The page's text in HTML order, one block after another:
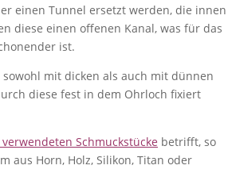
einen Tunnel ersetzt werden, die innen
diese einen offenen Kanal, was für das
ist.
mit dicken als auch mit dünnen
diese fest in dem Ohrloch fixiert
Schmuckstücke betrifft, so
aus Horn, Holz, Silikon, Titan oder